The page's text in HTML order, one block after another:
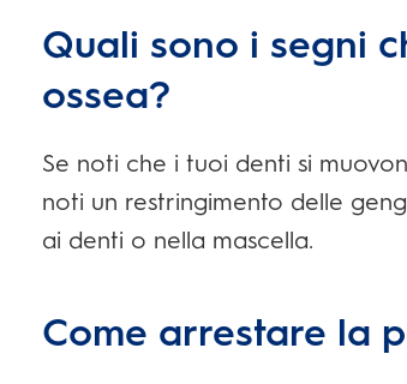
Quali sono i segni
ossea?
Se noti che i tuoi denti si
noti un restringimento delle
ai denti o nella mascella.
Come arrestare la